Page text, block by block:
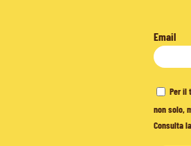
Email
Per il
non solo,
Consulta